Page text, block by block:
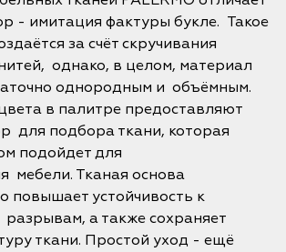
- имитация фактуры букле. Такое
за счёт скручивания
однако, в целом, материал
однородным и объёмным.
в палитре предоставляют
для подбора ткани, которая
подойдет для
мебели. Тканая основа
повышает устойчивость к
а также сохраняет
ткани. Простой уход - ещё